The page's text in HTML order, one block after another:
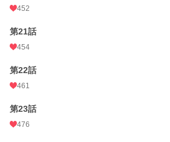
452
第21話
454
第22話
461
第23話
476